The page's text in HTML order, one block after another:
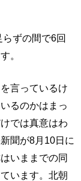
ずの間で6回
。
言っているけ
るのかはまっ
では真意はわ
聞が8月10日に
いままでの同
います。北朝